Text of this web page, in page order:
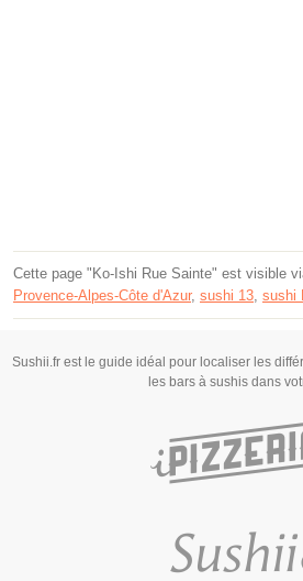
Cette page "Ko-Ishi Rue Sainte" est visible
Provence-Alpes-Côte d'Azur, sushi 13 sushi
Sushii.fr est le guide idéal pour localiser les
les bars à sushis dans